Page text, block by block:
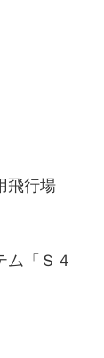
飛行場
ム「Ｓ４